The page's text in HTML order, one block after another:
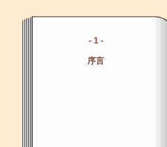
- 1 -
序言